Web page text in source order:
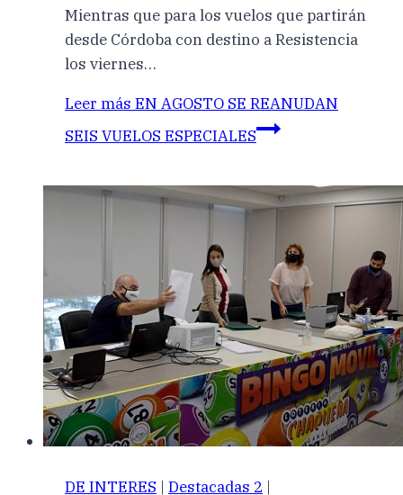
Mientras que para los vuelos que partirán
desde Córdoba con destino a Resistencia
los viernes…
Leer más EN AGOSTO SE REANUDAN
SEIS VUELOS ESPECIALES
DE INTERES | Destacadas 2 |